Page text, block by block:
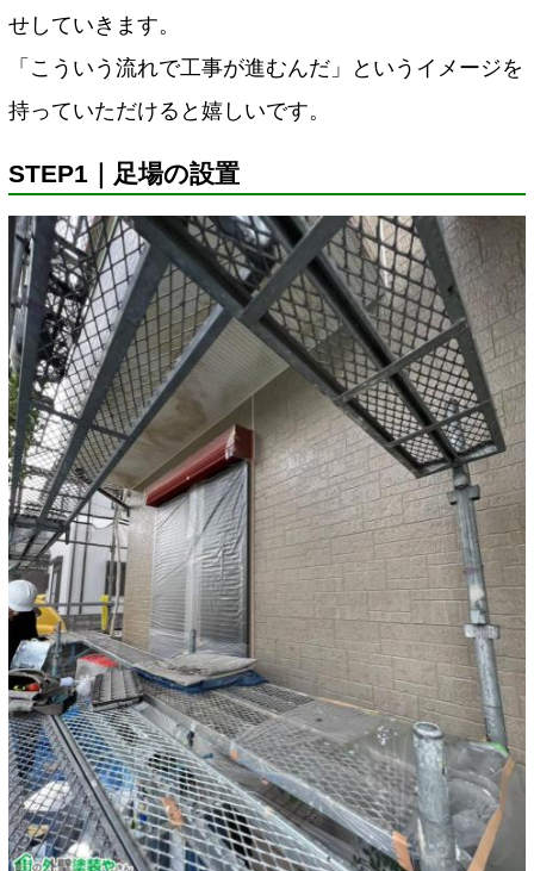
せしていきます。
「こういう流れで工事が進むんだ」というイメージを
持っていただけると嬉しいです。
STEP1｜足場の設置